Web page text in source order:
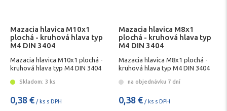
Mazacia hlavica M10x1
plochá - kruhová hlava typ
M4 DIN 3404
Mazacia hlavica M10x1 plochá -
kruhová hlava typ M4 DIN 3404
Skladom: 3 ks
0,38 € / ks s DPH
Mazacia hlavica M8x1
plochá - kruhová hlava typ
M4 DIN 3404
Mazacia hlavica M8x1 plochá -
kruhová hlava typ M4 DIN 3404
na objednávku 7 dní
0,38 € / ks s DPH